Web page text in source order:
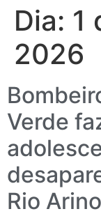
Dia: 1
2026
Verde
Rio